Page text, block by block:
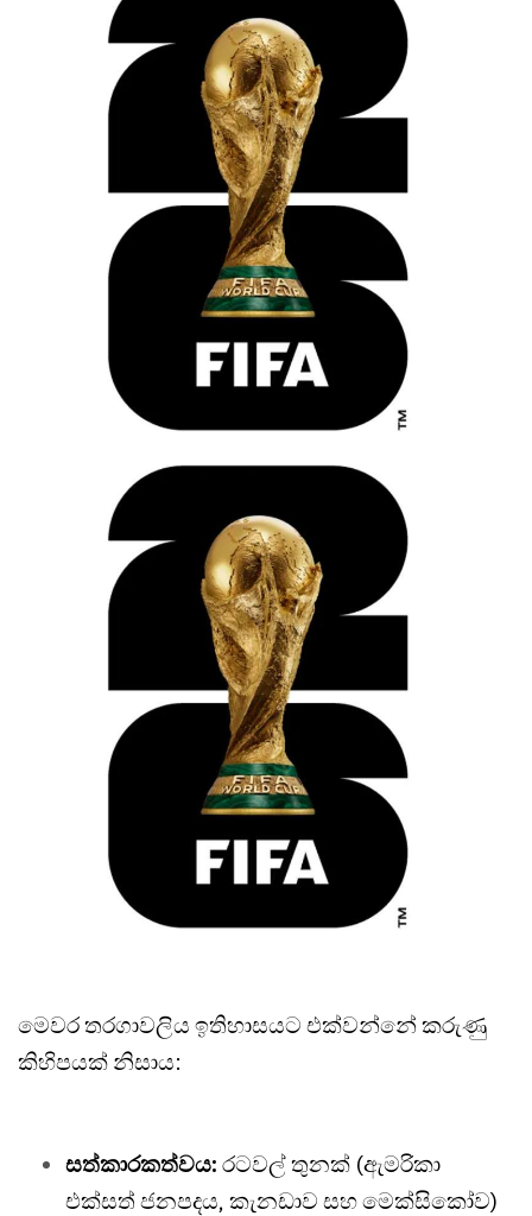
මෙවර තරගාවලිය ඉතිහාසයට එක්වන්නේ කරුණු
කිහිපයක් නිසාය:
සත්කාරකත්වය: රටවල් තුනක් (ඇමරිකා
එක්සත් ජනපදය, කැනඩාව සහ මෙක්සිකෝව)